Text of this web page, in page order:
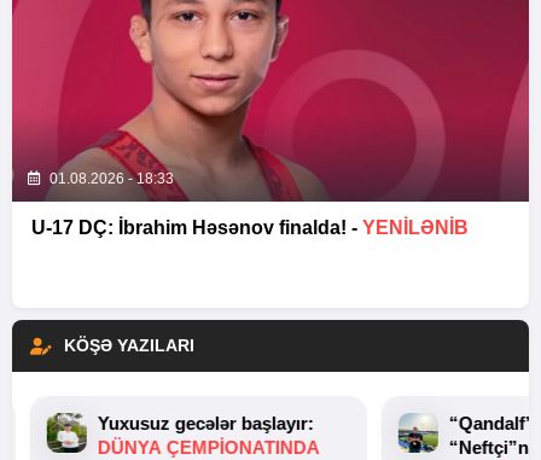
01.08.2026 - 18:33
U-17 DÇ: İbrahim Həsənov finalda! - YENİLƏNİB
KÖŞƏ YAZILARI
Yuxusuz gecələr başlayır:
DÜNYA ÇEMPIONATINDA